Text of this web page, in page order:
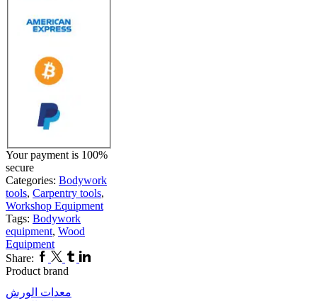
Your payment is 100%
secure
Categories: Bodywork
tools, Carpentry tools,
Workshop Equipment
Tags: Bodywork
equipment, Wood
Equipment
Share: Facebook
Twitter
TumblrLinkedin
Product brand
معدات الورش